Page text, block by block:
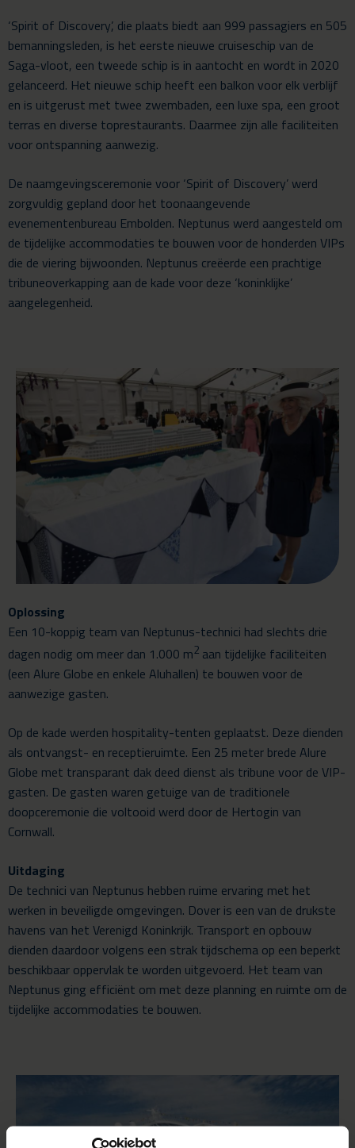
‘Spirit of Discovery’, die plaats biedt aan 999 passagiers en 505
bemanningsleden, is het eerste nieuwe cruiseschip van de
Saga-vloot, een tweede schip is in aantocht en wordt in 2020
gelanceerd. Het nieuwe schip heeft een balkon voor elk verblijf
en is uitgerust met twee zwembaden, een luxe spa, een groot
terras en diverse toprestaurants. Daarmee zijn alle faciliteiten
voor ontspanning aanwezig.
De naamgevingsceremonie voor ‘Spirit of Discovery’ werd
zorgvuldig gepland door het toonaangevende
evenementenbureau Embolden. Neptunus werd aangesteld om
de tijdelijke accommodaties te bouwen voor de honderden VIPs
die de viering bijwoonden. Neptunus creëerde een prachtige
tribuneoverkapping aan de kade voor deze ‘koninklijke’
aangelegenheid.
Oplossing
Een 10-koppig team van Neptunus-technici had slechts drie
dagen nodig om meer dan 1.000 m2 aan tijdelijke faciliteiten
(een Alure Globe en enkele Aluhallen) te bouwen voor de
aanwezige gasten.
Op de kade werden hospitality-tenten geplaatst. Deze dienden
als ontvangst- en receptieruimte. Een 25 meter brede Alure
Globe met transparant dak deed dienst als tribune voor de VIP-
gasten. De gasten waren getuige van de traditionele
doopceremonie die voltooid werd door de Hertogin van
Cornwall.
Uitdaging
De technici van Neptunus hebben ruime ervaring met het
werken in beveiligde omgevingen. Dover is een van de drukste
havens van het Verenigd Koninkrijk. Transport en opbouw
dienden daardoor volgens een strak tijdschema op een beperkt
beschikbaar oppervlak te worden uitgevoerd. Het team van
Neptunus ging efficiënt om met deze planning en ruimte om de
tijdelijke accommodaties te bouwen.